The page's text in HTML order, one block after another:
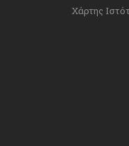
Χάρτης